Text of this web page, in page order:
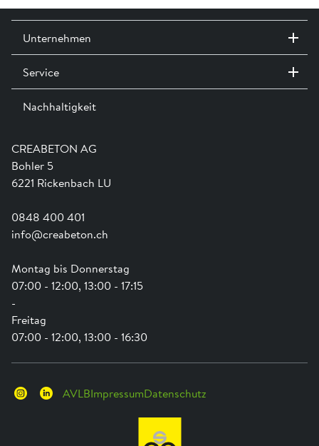
CREABETON AG
Bohler 5
6221 Rickenbach LU
0848 400 401
info@creabeton.ch
Montag bis Donnerstag
07:00 - 12:00, 13:00 - 17:15
-
Freitag
07:00 - 12:00, 13:00 - 16:30
Unternehmen
Kontakt / Standorte
Ausstellungen
Team
Ausbildung
Service
Dienstleistungen
Shop Hilfe
Anwendungsunterstützung
Newsletter
Nachhaltigkeit
Engagement
Swissness
Schwammstadt
AVLBImpressumDatenschutz